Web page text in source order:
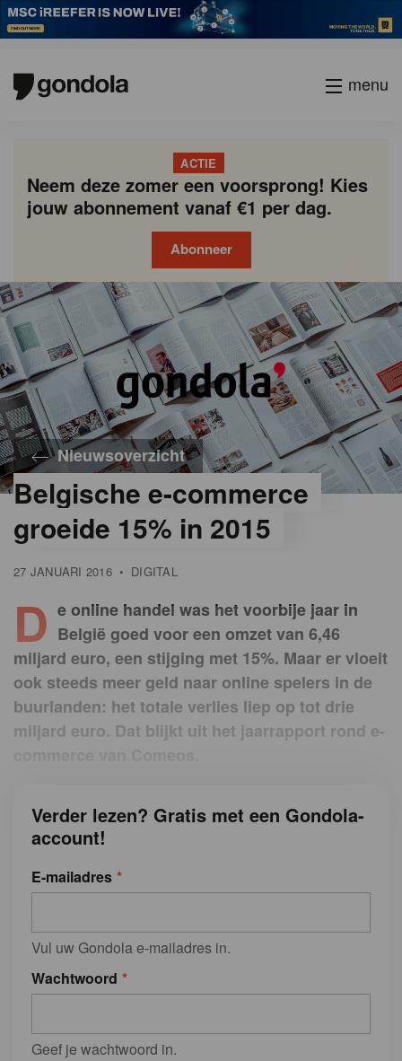
menu
ACTIE
Neem deze zomer een voorsprong! Kies
jouw abonnement vanaf €1 per dag.
Abonneer
Nieuwsoverzicht
Belgische e-commerce
groeide 15% in 2015
27 JANUARI 2016 • DIGITAL
D e online handel was het voorbije jaar in
België goed voor een omzet van 6,46
miljard euro, een stijging met 15%. Maar er vloeit
ook steeds meer geld naar online spelers in de
buurlanden: het totale verlies liep op tot drie
miljard euro. Dat blijkt uit het jaarrapport rond e-
Verder lezen? Gratis met een Gondola-
account!
E-mailadres
Vul uw Gondola e-mailadres in.
Wachtwoord
Geef je wachtwoord in.
Gondola
academy
Gondola
society